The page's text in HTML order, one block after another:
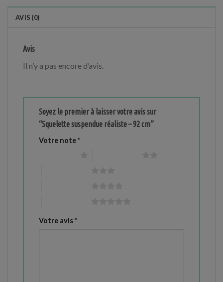
AVIS (0)
Avis
Il n’y a pas encore d’avis.
Soyez le premier à laisser votre avis sur
“Squelette suspendue réaliste – 92 cm”
Votre note*
Votre avis*